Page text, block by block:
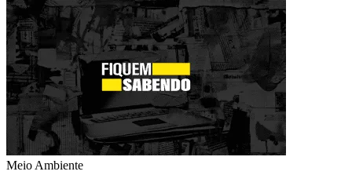
Meio Ambiente